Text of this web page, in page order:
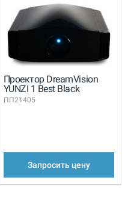
Проектор DreamVision
YUNZI 1 Best Black
ПП21405
Запросить цену